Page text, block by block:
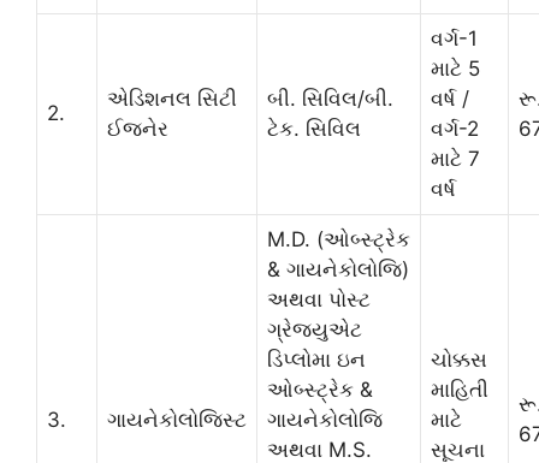
2.
એડિશનલ સિટી
ઈજનેર
બી. સિવિલ/બી.
ટેક. સિવિલ
વર્ગ-1
માટે 5
વર્ષ /
વર્ગ-2
માટે 7
વર્ષ
3. ગાયનેકોલોજિસ્ટ
M.D. (ઓબ્સ્ટ્રેક
& ગાયનેકોલોજિ)
અથવા પોસ્ટ
ગ્રેજ્યુએટ
ડિપ્લોમા ઇન
ઓબ્સ્ટ્રેક &
ગાયનેકોલોજિ
અથવા M.S.
ચોક્કસ
માહિતી
માટે
સૂચના